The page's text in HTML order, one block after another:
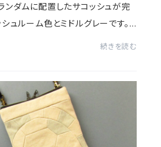
ンダムに配置したサコッシュが完
ュルーム色とミドルグレーです。
続きを読む